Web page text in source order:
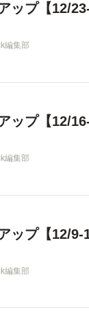
ップ【12/23-
編集部
ップ【12/16-
編集部
ップ【12/9-
編集部